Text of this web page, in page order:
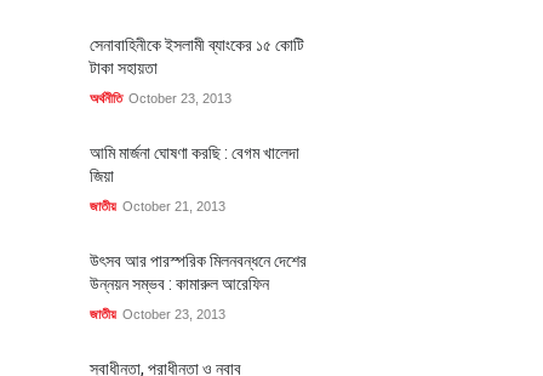
সেনাবাহিনীকে ইসলামী ব্যাংকের ১৫ কোটি
টাকা সহায়তা
অর্থনীতি October 23, 2013
আমি মার্জনা ঘোষণা করছি : বেগম খালেদা
জিয়া
জাতীয় October 21, 2013
উৎসব আর পারস্পরিক মিলনবন্ধনে দেশের
উন্নয়ন সম্ভব : কামারুল আরেফিন
জাতীয় October 23, 2013
স্বাধীনতা, পরাধীনতা ও নবাব